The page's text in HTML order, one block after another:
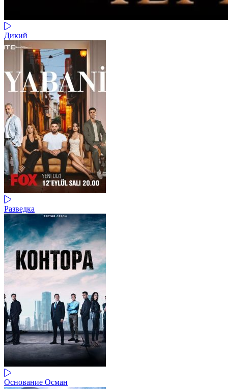
Дикий
Разведка
Основание Осман